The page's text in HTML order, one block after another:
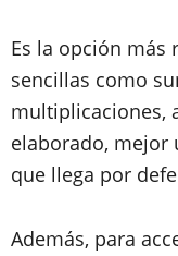
Es la opción más
sencillas como
multiplicaciones,
elaborado, mejor
que llega por
Además, para